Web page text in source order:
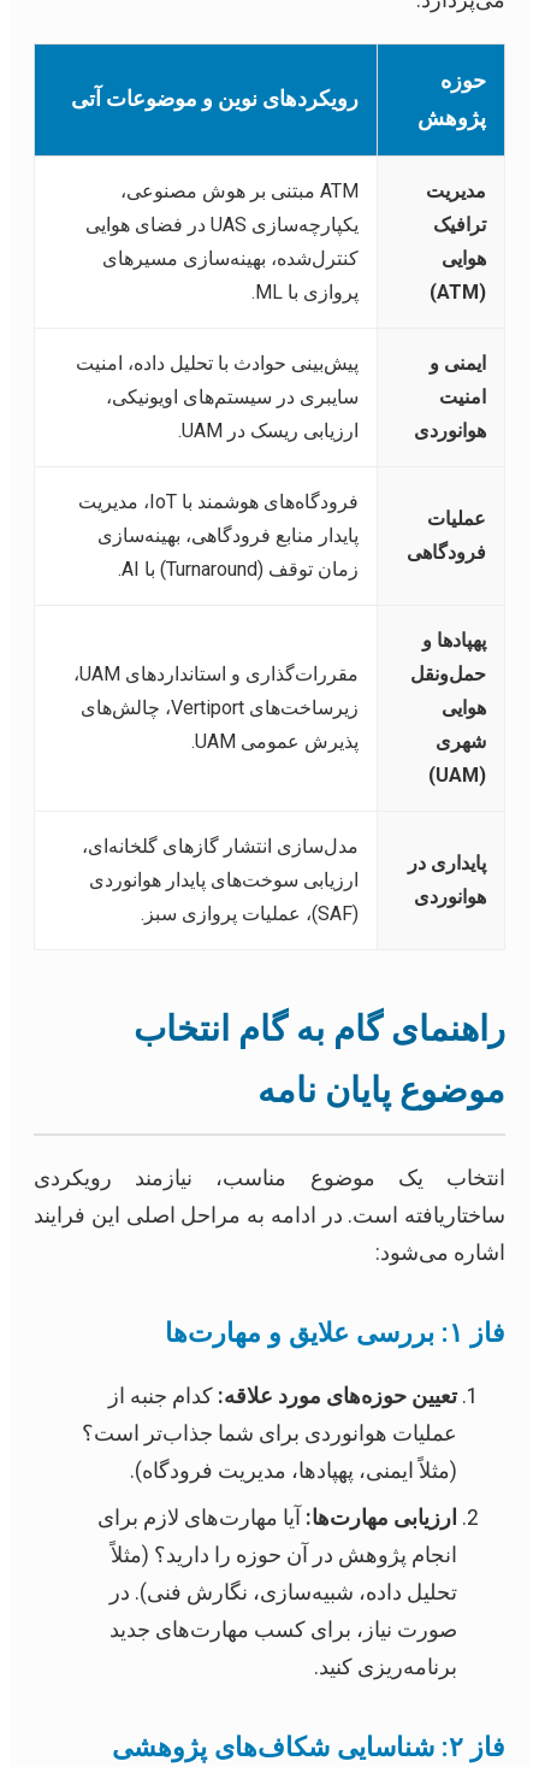
حوزه
پژوهش
رویکردهای نوین و موضوعات آتی
مدیریت
ترافیک
هوایی
(ATM)
ATM مبتنی بر هوش مصنوعی،
یکپارچه‌سازی UAS در فضای هوایی
کنترل‌شده، بهینه‌سازی مسیرهای
پروازی با ML.
ایمنی و
امنیت
هوانوردی
پیش‌بینی حوادث با تحلیل داده، امنیت
سایبری در سیستم‌های اویونیکی،
ارزیابی ریسک در UAM.
عملیات
فرودگاهی
فرودگاه‌های هوشمند با IoT، مدیریت
پایدار منابع فرودگاهی، بهینه‌سازی
زمان توقف (Turnaround) با AI.
پهپادها و
حمل‌ونقل
هوایی
شهری
(UAM)
مقررات‌گذاری و استانداردهای UAM،
زیرساخت‌های Vertiport، چالش‌های
پذیرش عمومی UAM.
پایداری در
هوانوردی
مدل‌سازی انتشار گازهای گلخانه‌ای،
ارزیابی سوخت‌های پایدار هوانوردی
(SAF)، عملیات پروازی سبز.
راهنمای گام به گام انتخاب
موضوع پایان نامه
انتخاب یک موضوع مناسب، نیازمند رویکردی
ساختاریافته است. در ادامه به مراحل اصلی این فرایند
اشاره می‌شود:
فاز ۱: بررسی علایق و مهارت‌ها
تعیین حوزه‌های مورد علاقه: کدام جنبه از
عملیات هوانوردی برای شما جذاب‌تر است؟
(مثلاً ایمنی، پهپادها، مدیریت فرودگاه).
ارزیابی مهارت‌ها: آیا مهارت‌های لازم برای
انجام پژوهش در آن حوزه را دارید؟ (مثلاً
تحلیل داده، شبیه‌سازی، نگارش فنی). در
صورت نیاز، برای کسب مهارت‌های جدید
برنامه‌ریزی کنید.
فاز ۲: شناسایی شکاف‌های پژوهشی